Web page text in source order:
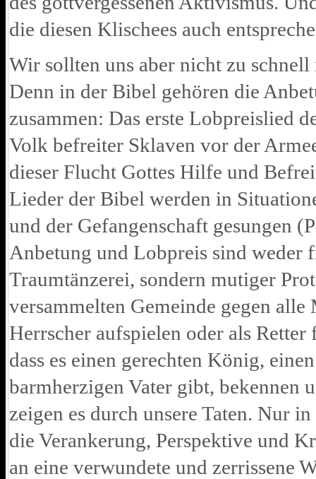
die diesen Klischees auch
Wir sollten uns aber nicht zu
Denn in der Bibel gehören die
zusammen: Das erste Lobpreislied
Volk befreiter Sklaven vor der
dieser Flucht Gottes Hilfe und
Lieder der Bibel werden in
und der Gefangenschaft gesungen
Anbetung und Lobpreis sind weder
Traumtänzerei, sondern mutiger
versammelten Gemeinde gegen
Herrscher aufspielen oder als
dass es einen gerechten König,
barmherzigen Vater gibt, bekennen
zeigen es durch unsere Taten. Nur
die Verankerung, Perspektive und
an eine verwundete und zerrissene